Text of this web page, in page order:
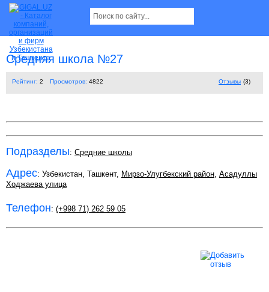
Средняя школа №27
Рейтинг: 2 Просмотров: 4822 Отзывы (3)
Подразделы: Средние школы
Адрес: Узбекистан, Ташкент, Мирзо-Улугбекский район, Асадуллы
Ходжаева улица
Телефон: (+998 71) 262 59 05